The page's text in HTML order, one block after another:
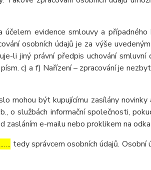
evidence smlouvy a
osobních údajů je za výše
li jiný právní předpis uchování
c) a f) Nařízení – zpracování je
mohou být kupujícímu zasílány
o službách informační společnosti,
e-mailu nebo proklikem na
tedy správcem osobních údajů.